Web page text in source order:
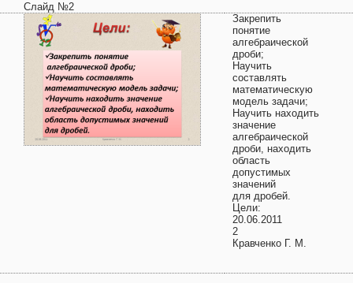
Слайд №2
Закрепить
понятие
алгебраической
дроби;
Научить
составлять
математическую
модель задачи;
Научить находить
значение
алгебраической
дроби, находить
область
допустимых
значений
для дробей.
Цели:
20.06.2011
2
Кравченко Г. М.